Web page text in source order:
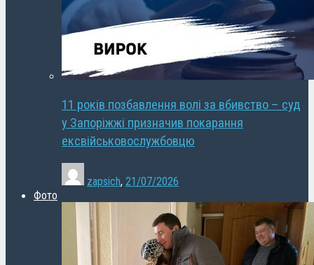
11 років позбавлення волі за вбивство – суд
у Запоріжжі призначив покарання
ексвійськовослужбовцю
zapsich, 21/07/2026
Фото